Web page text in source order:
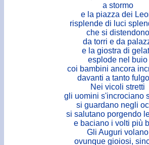
a stormo
e la piazza dei
risplende di luci
che si distendono
da torri e da
e la giostra di
esplode nel buio
coi bambini ancora
davanti a tanto
Nei vicoli stretti
gli uomini s'incrociano
si guardano negli
si salutano porgendo
e baciano i volti più
Gli Auguri volano
ovunque gioiosi,